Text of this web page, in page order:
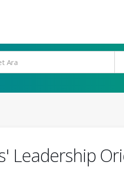
Leadership